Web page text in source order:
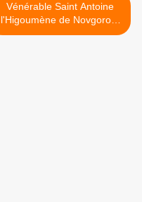
Vénérable Saint Antoine
l'Higoumène de Novgorod,
Siya >